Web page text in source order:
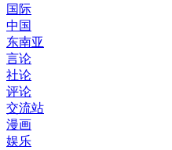
国际
中国
东南亚
言论
社论
评论
交流站
漫画
娱乐